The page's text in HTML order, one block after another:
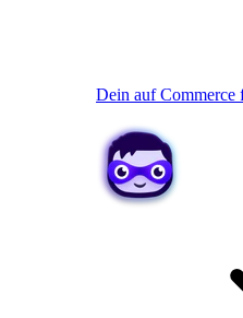
Dein auf Commerce